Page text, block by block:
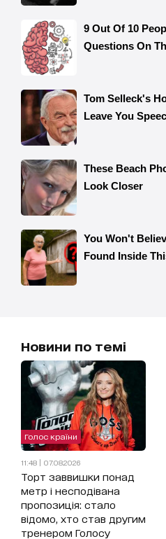
Новини по темі
Голос країни
11:48 | 07.08.2026
Торт заввишки понад
метр і несподівана
пропозиція: стало
відомо, хто став другим
тренером Голосу